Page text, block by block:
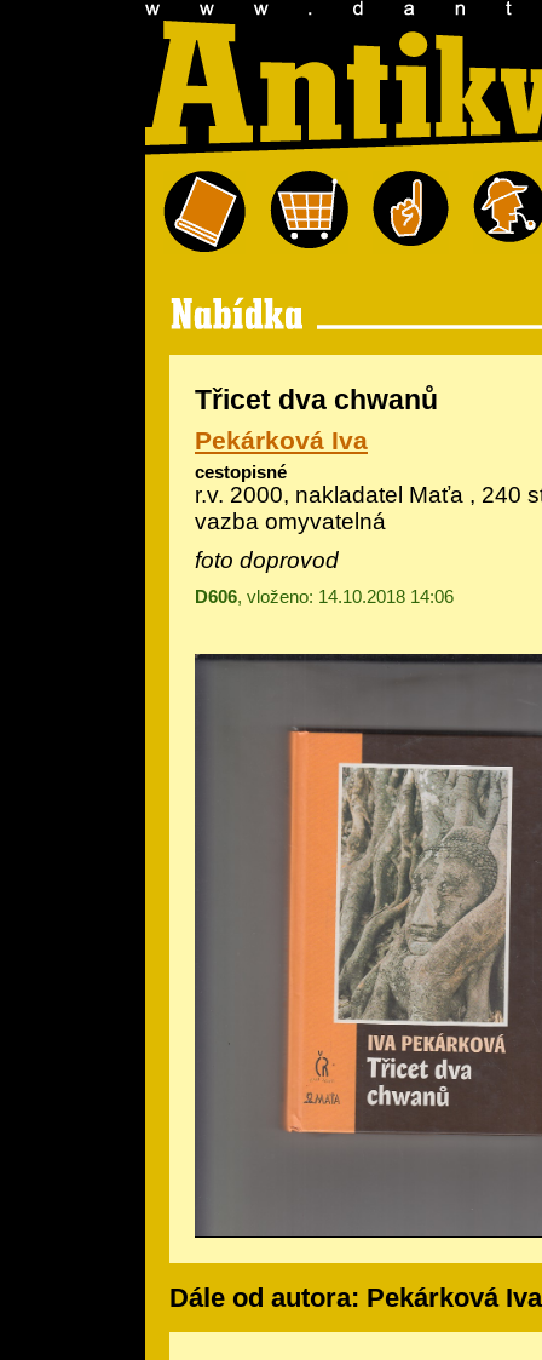
Třicet dva chwanů
Pekárková Iva
cestopisné
r.v. 2000, nakladatel Maťa , 240
vazba omyvatelná
foto doprovod
D606, vloženo: 14.10.2018 14:06
Dále od autora: Pekárková Iva